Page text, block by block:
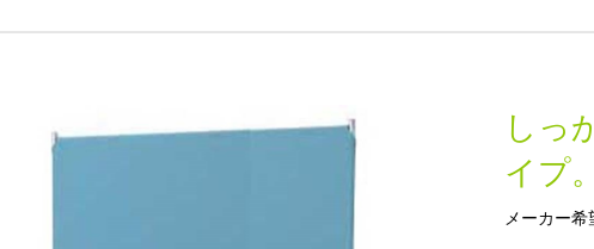
シルバー デジタル文具
しっ
イプ
メーカー